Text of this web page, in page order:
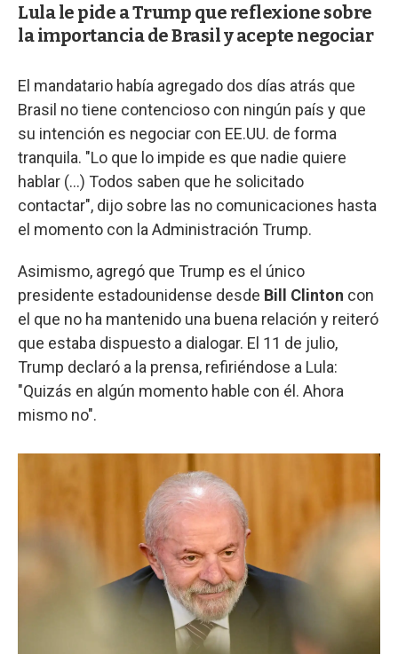
Lula le pide a Trump que reflexione sobre
la importancia de Brasil y acepte negociar
El mandatario había agregado dos días atrás que
Brasil no tiene contencioso con ningún país y que
su intención es negociar con EE.UU. de forma
tranquila. "Lo que lo impide es que nadie quiere
hablar (...) Todos saben que he solicitado
contactar", dijo sobre las no comunicaciones hasta
el momento con la Administración Trump.
Asimismo, agregó que Trump es el único
presidente estadounidense desde Bill Clinton con
el que no ha mantenido una buena relación y reiteró
que estaba dispuesto a dialogar. El 11 de julio,
Trump declaró a la prensa, refiriéndose a Lula:
"Quizás en algún momento hable con él. Ahora
mismo no".